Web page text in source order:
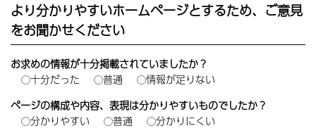
より分かりやすいホームページとするため、ご意見
をお聞かせください
お求めの情報が十分掲載されていましたか？
十分だった
普通
情報が足りない
ページの構成や内容、表現は分かりやすいものでしたか？
分かりやすい
普通
分かりにくい